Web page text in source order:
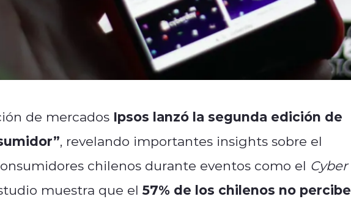
de mercados Ipsos lanzó la segunda edición de
, revelando importantes insights sobre el
chilenos durante eventos como el Cyber
muestra que el 57% de los chilenos no percibe